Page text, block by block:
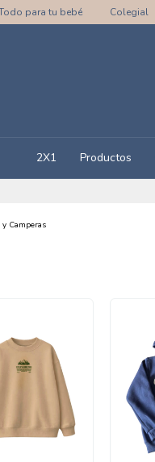
para tu bebé Colegial
2X1 Productos
y Camperas